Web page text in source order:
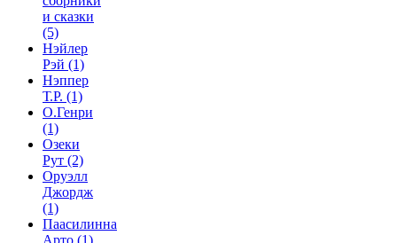
и сказки
(5)
Нэйлер
Рэй (1)
Нэппер
Т.Р. (1)
О.Генри
(1)
Озеки
Рут (2)
Оруэлл
Джордж
(1)
Паасилинна
Арто (1)